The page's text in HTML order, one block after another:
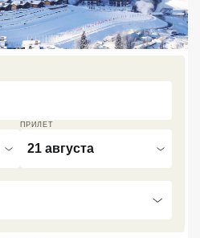
ПРИЛЕТ
21 августа